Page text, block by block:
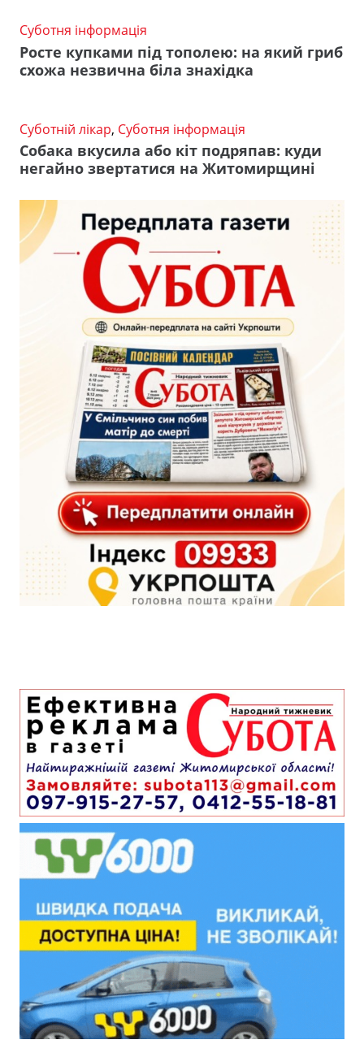
Суботня інформація
Росте купками під тополею: на який гриб
схожа незвична біла знахідка
Суботній лікар, Суботня інформація
Собака вкусила або кіт подряпав: куди
негайно звертатися на Житомирщині